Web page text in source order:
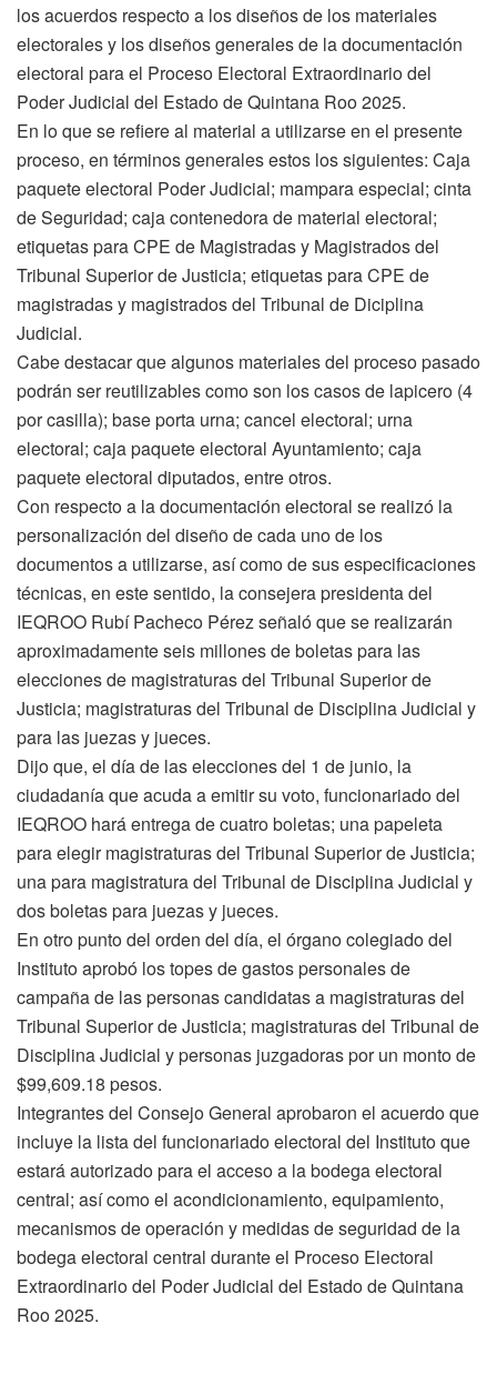
los acuerdos respecto a los diseños de los materiales
electorales y los diseños generales de la documentación
electoral para el Proceso Electoral Extraordinario del
Poder Judicial del Estado de Quintana Roo 2025.
En lo que se refiere al material a utilizarse en el presente
proceso, en términos generales estos los siguientes: Caja
paquete electoral Poder Judicial; mampara especial; cinta
de Seguridad; caja contenedora de material electoral;
etiquetas para CPE de Magistradas y Magistrados del
Tribunal Superior de Justicia; etiquetas para CPE de
magistradas y magistrados del Tribunal de Diciplina
Judicial.
Cabe destacar que algunos materiales del proceso pasado
podrán ser reutilizables como son los casos de lapicero (4
por casilla); base porta urna; cancel electoral; urna
electoral; caja paquete electoral Ayuntamiento; caja
paquete electoral diputados, entre otros.
Con respecto a la documentación electoral se realizó la
personalización del diseño de cada uno de los
documentos a utilizarse, así como de sus especificaciones
técnicas, en este sentido, la consejera presidenta del
IEQROO Rubí Pacheco Pérez señaló que se realizarán
aproximadamente seis millones de boletas para las
elecciones de magistraturas del Tribunal Superior de
Justicia; magistraturas del Tribunal de Disciplina Judicial y
para las juezas y jueces.
Dijo que, el día de las elecciones del 1 de junio, la
ciudadanía que acuda a emitir su voto, funcionariado del
IEQROO hará entrega de cuatro boletas; una papeleta
para elegir magistraturas del Tribunal Superior de Justicia;
una para magistratura del Tribunal de Disciplina Judicial y
dos boletas para juezas y jueces.
En otro punto del orden del día, el órgano colegiado del
Instituto aprobó los topes de gastos personales de
campaña de las personas candidatas a magistraturas del
Tribunal Superior de Justicia; magistraturas del Tribunal de
Disciplina Judicial y personas juzgadoras por un monto de
$99,609.18 pesos.
Integrantes del Consejo General aprobaron el acuerdo que
incluye la lista del funcionariado electoral del Instituto que
estará autorizado para el acceso a la bodega electoral
central; así como el acondicionamiento, equipamiento,
mecanismos de operación y medidas de seguridad de la
bodega electoral central durante el Proceso Electoral
Extraordinario del Poder Judicial del Estado de Quintana
Roo 2025.